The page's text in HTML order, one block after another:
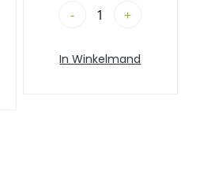
- +
In Winkelmand